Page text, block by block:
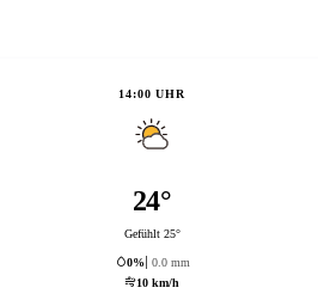
14:00 UHR
24°
Gefühlt 25°
0%
0.0 mm
10 km/h